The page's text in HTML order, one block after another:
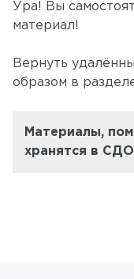
Ура! Вы
материал!
Вернуть
образом в
Материалы,
хранятся в